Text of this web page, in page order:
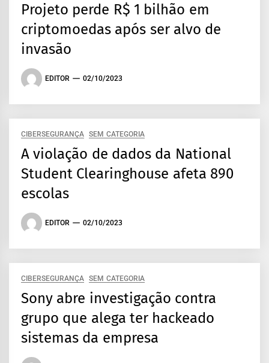
Projeto perde R$ 1 bilhão em
criptomoedas após ser alvo de
invasão
EDITOR 02/10/2023
CIBERSEGURANÇA SEM CATEGORIA
A violação de dados da National
Student Clearinghouse afeta 890
escolas
EDITOR 02/10/2023
CIBERSEGURANÇA SEM CATEGORIA
Sony abre investigação contra
grupo que alega ter hackeado
sistemas da empresa